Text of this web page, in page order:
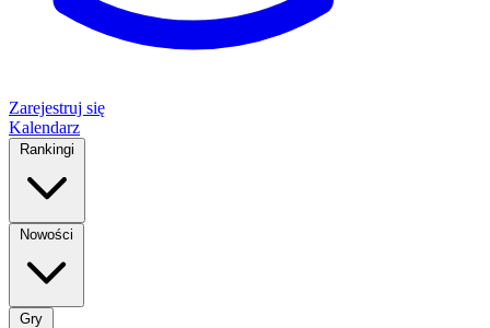
Zarejestruj się
Kalendarz
Rankingi
Nowości
Gry